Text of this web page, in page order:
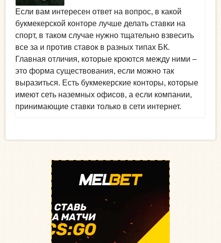
Если вам интересен ответ на вопрос, в какой
букмекерской конторе лучше делать ставки на
спорт, в таком случае нужно тщательно взвесить
все за и против ставок в разных типах БК.
Главная отличия, которые кроются между ними –
это форма существования, если можно так
выразиться. Есть букмекерские конторы, которые
имеют сеть наземных офисов, а если компании,
принимающие ставки только в сети интернет.